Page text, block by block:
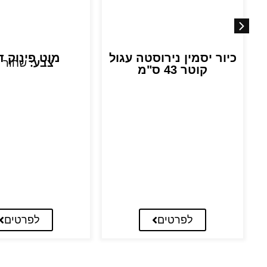
כיור יסמין נירוסטה עגול
קוטר 43 ס"מ
לפרטים
מוט פינוק
צבע:
לפרטים